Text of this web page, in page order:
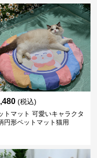
(税込)
トマット 可愛いキャラクタ
円形ペットマット猫用